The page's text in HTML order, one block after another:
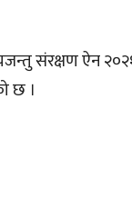
संरक्षण ऐन
छ ।